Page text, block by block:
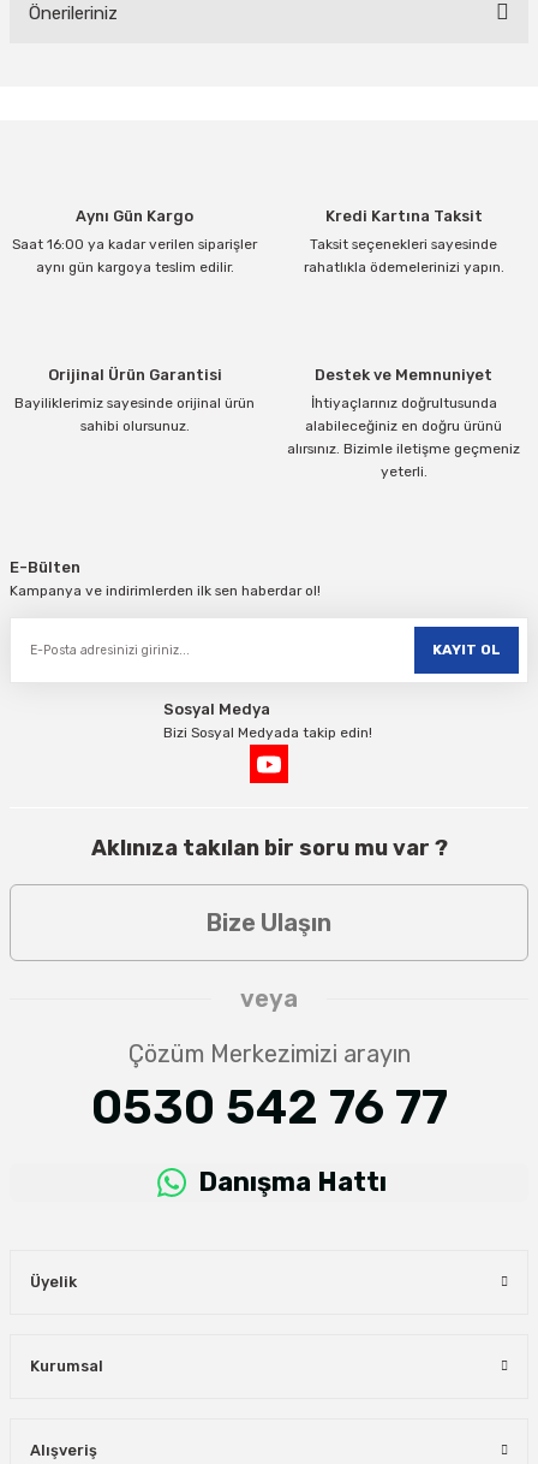
Önerileriniz
Ürün açıklamasında eksik bilgiler bulunuyor.
Ürün bilgilerinde hatalar bulunuyor.
Aynı Gün Kargo
Saat 16:00 ya kadar verilen siparişler
aynı gün kargoya teslim edilir.
Kredi Kartına Taksit
Taksit seçenekleri sayesinde
rahatlıkla ödemelerinizi yapın.
Orijinal Ürün Garantisi
Bayiliklerimiz sayesinde orijinal ürün
sahibi olursunuz.
Destek ve Memnuniyet
İhtiyaçlarınız doğrultusunda
alabileceğiniz en doğru ürünü
alırsınız. Bizimle iletişme geçmeniz
yeterli.
E-Bülten
Kampanya ve indirimlerden ilk sen haberdar ol!
KAYIT OL
Sosyal Medya
Bizi Sosyal Medyada takip edin!
Aklınıza takılan bir soru mu var ?
Bize Ulaşın
veya
Çözüm Merkezimizi arayın
0530 542 76 77
Danışma Hattı
Üyelik
Kurumsal
Alışveriş